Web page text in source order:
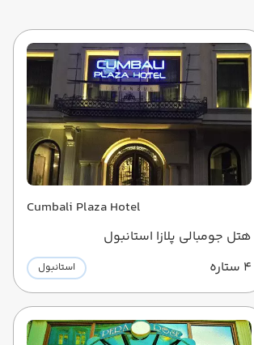
Cumbali Plaza Hotel
هتل جومبالی پلازا استانبول
4 ستاره
استانبول